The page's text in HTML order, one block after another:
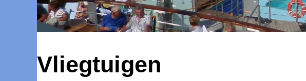
Vliegtuigen